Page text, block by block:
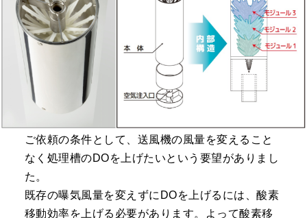
ご依頼の条件として、送風機の風量を変えること
なく処理槽のDOを上げたいという要望がありまし
た。
既存の曝気風量を変えずにDOを上げるには、酸素
移動効率を上げる必要があります。よって酸素移